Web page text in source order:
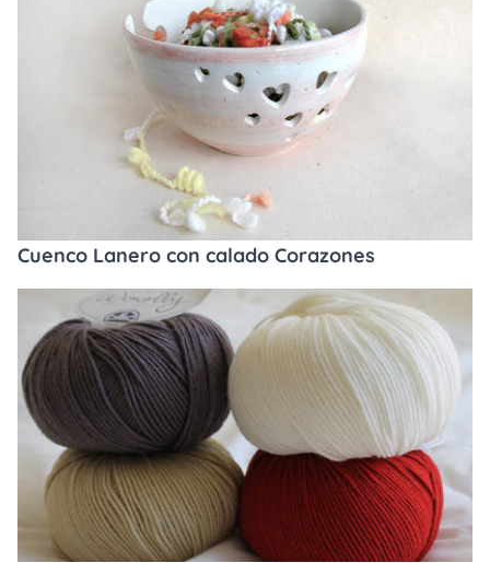
Cuenco Lanero con calado Corazones